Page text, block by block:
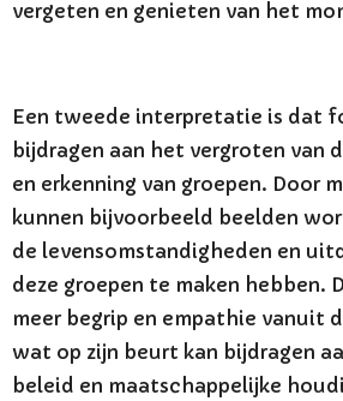
vergeten en genieten van het
Een tweede interpretatie is dat
bijdragen aan het vergroten van
en erkenning van groepen. Door
kunnen bijvoorbeeld beelden
de levensomstandigheden en
deze groepen te maken hebben.
meer begrip en empathie vanuit
wat op zijn beurt kan bijdragen
beleid en maatschappelijke